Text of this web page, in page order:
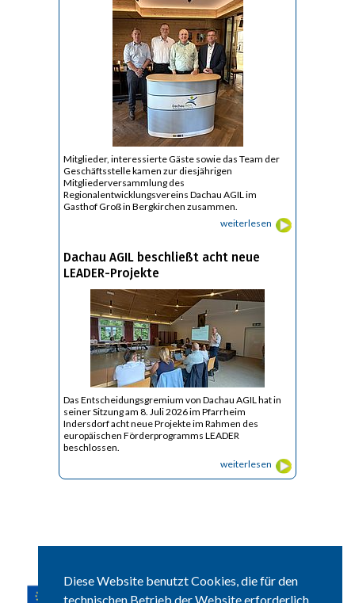
Diese Website benutzt Cookies, die für den
technischen Betrieb der Website erforderlich
Mitglieder, interessierte Gäste sowie das Team der
Geschäftsstelle kamen zur diesjährigen
Mitgliederversammlung des
Regionalentwicklungsvereins Dachau AGIL im
Gasthof Groß in Bergkirchen zusammen.
weiterlesen
Dachau AGIL beschließt acht neue
LEADER-Projekte
Das Entscheidungsgremium von Dachau AGIL hat in
seiner Sitzung am 8. Juli 2026 im Pfarrheim
Indersdorf acht neue Projekte im Rahmen des
europäischen Förderprogramms LEADER
beschlossen.
weiterlesen